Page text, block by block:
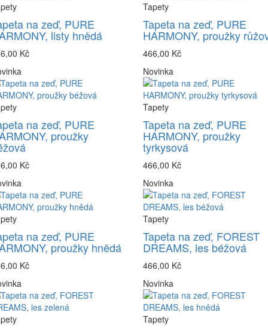
na zeď, PURE
listy hnědá
Kč
Tapety
Tapeta na zeď, PURE
HARMONY, proužky
466,00 Kč
na zeď, PURE
proužky
Kč
Novinka
Tapety
Tapeta na zeď, PURE
HARMONY, proužky
tyrkysová
466,00 Kč
na zeď, PURE
proužky hnědá
Kč
Novinka
Tapety
Tapeta na zeď, FOREST
DREAMS, les béžová
466,00 Kč
Novinka
Tapety